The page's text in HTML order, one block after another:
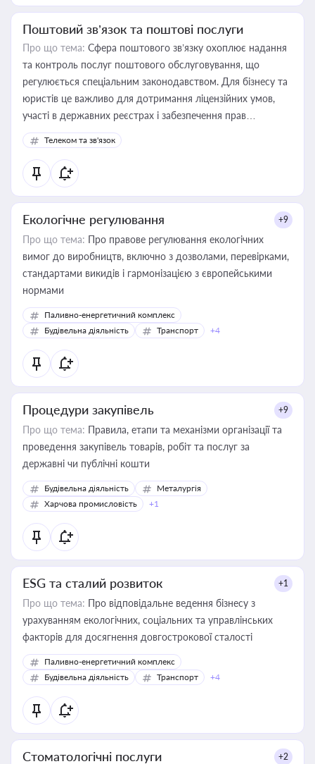
Поштовий зв’язок та поштові послуги
Про що тема: Сфера поштового зв’язку охоплює надання
та контроль послуг поштового обслуговування, що
регулюється спеціальним законодавством. Для бізнесу та
юристів це важливо для дотримання ліцензійних умов,
участі в державних реєстрах і забезпечення прав
споживачів.
Телеком та зв'язок
Екологічне регулювання +9
Про що тема: Про правове регулювання екологічних
вимог до виробництв, включно з дозволами, перевірками,
стандартами викидів і гармонізацією з європейськими
нормами
Паливно-енергетичний комплекс
Будівельна діяльність
Транспорт +4
Процедури закупівель +9
Про що тема: Правила, етапи та механізми організації та
проведення закупівель товарів, робіт та послуг за
державні чи публічні кошти
Будівельна діяльність
Металургія
Харчова промисловість
+1
ESG та сталий розвиток +1
Про що тема: Про відповідальне ведення бізнесу з
урахуванням екологічних, соціальних та управлінських
факторів для досягнення довгострокової сталості
Паливно-енергетичний комплекс
Будівельна діяльність
Транспорт +4
Стоматологічні послуги +2